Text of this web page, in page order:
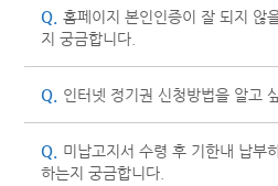
Q. 홈페이지 본인인증이 잘 되지 않
지 궁금합니다.
Q. 인터넷 정기권 신청방법을 알고
Q.
미납고지서 수령 후 기한내 납부
하는지 궁금합니다.